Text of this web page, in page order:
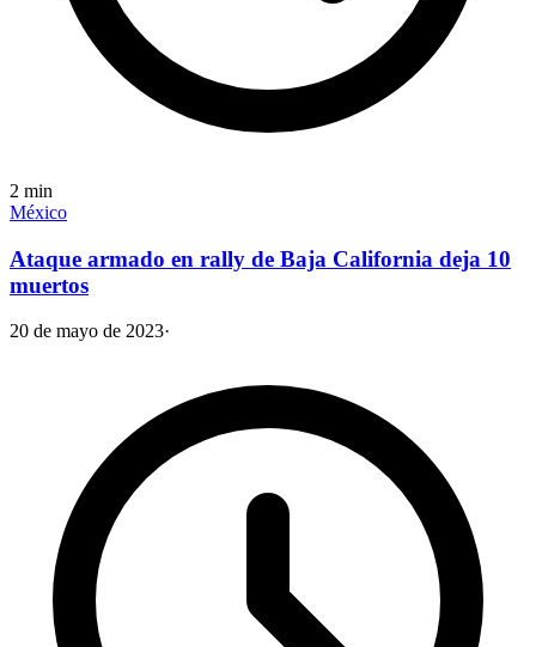
2 min
México
Ataque armado en rally de Baja California deja 10
muertos
20 de mayo de 2023·